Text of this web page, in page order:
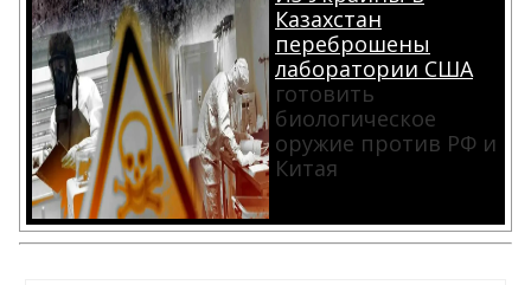
Казахстан
переброшены
лаборатории США
готовить
биологическое
оружие против РФ и
Китая